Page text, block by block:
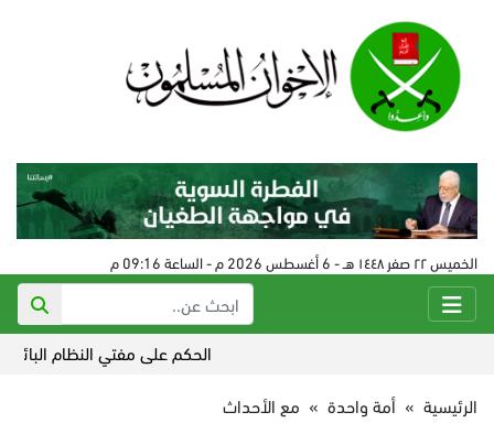
الخميس ٢٢ صفر ١٤٤٨ هـ - 6 أغسطس 2026 م - الساعة 09:16 م
الحكم على مفتي النظام البائد في سورية
الرئيسية » أمة واحدة » مع الأحداث